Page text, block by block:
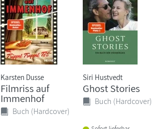
Karsten Dusse
Filmriss auf
Immenhof
Buch (Hardcover)
Siri Hustvedt
Ghost Stories
Buch (Hardcover)